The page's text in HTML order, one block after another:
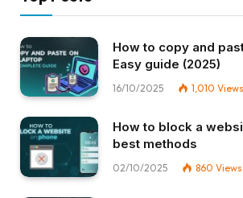
How to copy and
Easy guide (2025)
16/10/2025 1,010 Views
How to block a
best methods
02/10/2025 860 Views